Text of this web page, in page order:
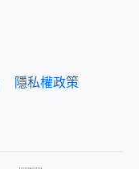
隱私權政策